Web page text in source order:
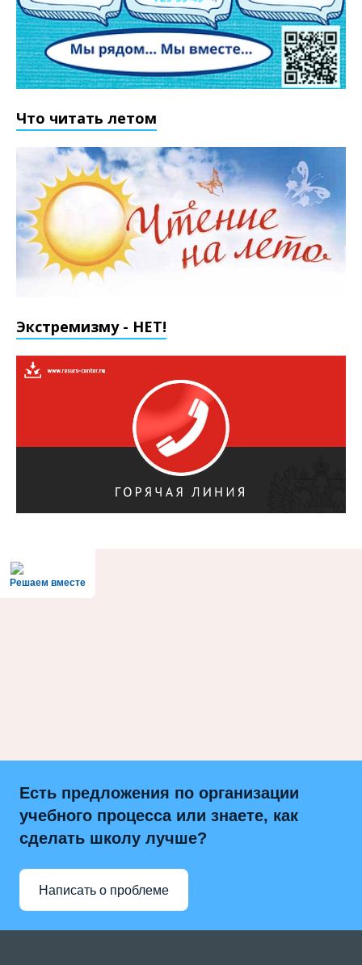
Что читать летом
Экстремизму - НЕТ!
Решаем вместе
Есть предложения по организации
учебного процесса или знаете, как
сделать школу лучше?
Написать о проблеме